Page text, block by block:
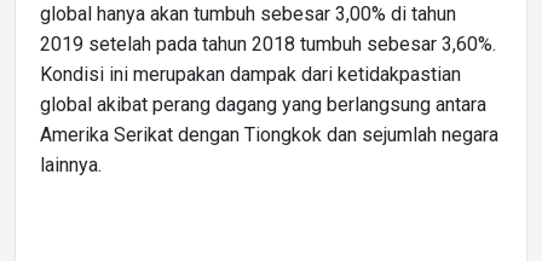
global hanya akan tumbuh sebesar 3,00% di tahun
2019 setelah pada tahun 2018 tumbuh sebesar 3,60%.
Kondisi ini merupakan dampak dari ketidakpastian
global akibat perang dagang yang berlangsung antara
Amerika Serikat dengan Tiongkok dan sejumlah negara
lainnya.